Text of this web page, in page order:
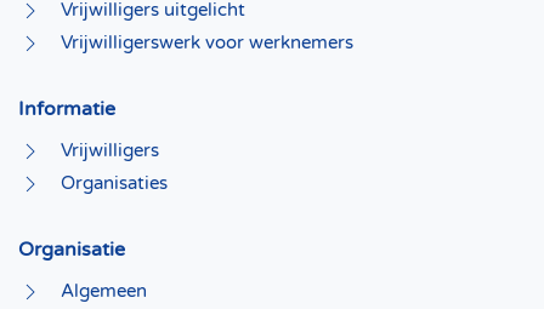
Vrijwilligers uitgelicht
Vrijwilligerswerk voor werknemers
Informatie
Vrijwilligers
Organisaties
Organisatie
Algemeen